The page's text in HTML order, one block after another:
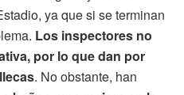
ya que si se terminan
Los inspectores no
por lo que dan por
. No obstante, han